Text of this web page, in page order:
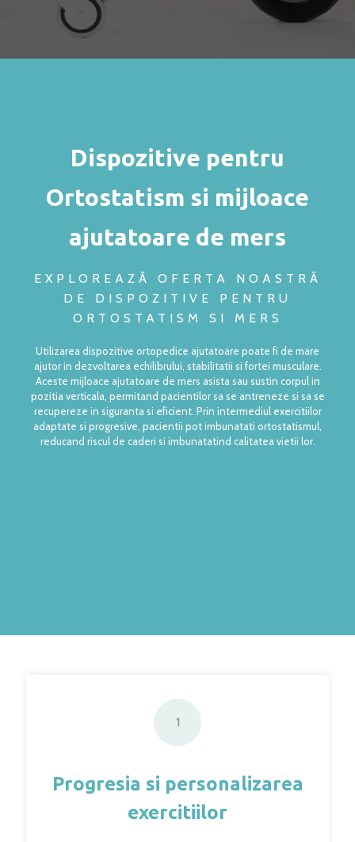
Dispozitive pentru
Ortostatism si mijloace
ajutatoare de mers
EXPLOREAZĂ OFERTA NOASTRĂ
DE DISPOZITIVE PENTRU
ORTOSTATISM SI MERS
Utilizarea dispozitive ortopedice ajutatoare poate fi de mare
ajutor in dezvoltarea echilibrului, stabilitatii si fortei musculare.
Aceste mijloace ajutatoare de mers asista sau sustin corpul in
pozitia verticala, permitand pacientilor sa se antreneze si sa se
recupereze in siguranta si eficient. Prin intermediul exercitiilor
adaptate si progresive, pacientii pot imbunatati ortostatismul,
reducand riscul de caderi si imbunatatind calitatea vietii lor.
1
Progresia si personalizarea
exercitiilor